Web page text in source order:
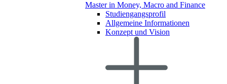
Master in Money, Macro and Finance
Studiengangsprofil
Allgemeine Informationen
Konzept und Vision